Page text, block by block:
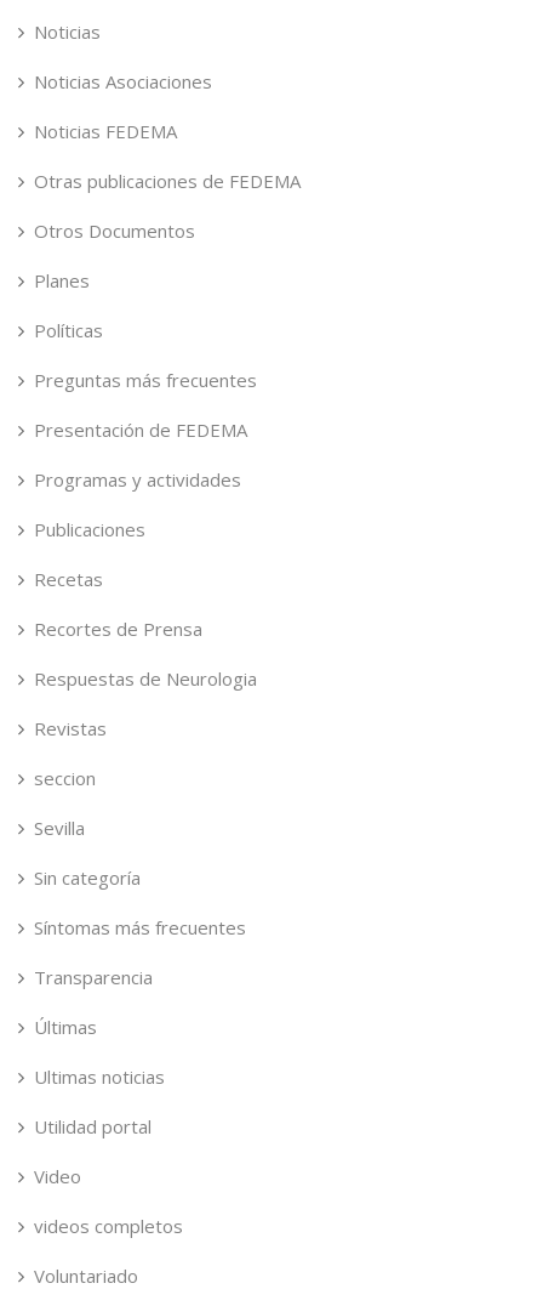
Noticias
Noticias Asociaciones
Noticias FEDEMA
Otras publicaciones de FEDEMA
Otros Documentos
Planes
Políticas
Preguntas más frecuentes
Presentación de FEDEMA
Programas y actividades
Publicaciones
Recetas
Recortes de Prensa
Respuestas de Neurologia
Revistas
seccion
Sevilla
Sin categoría
Síntomas más frecuentes
Transparencia
Últimas
Ultimas noticias
Utilidad portal
Video
videos completos
Voluntariado